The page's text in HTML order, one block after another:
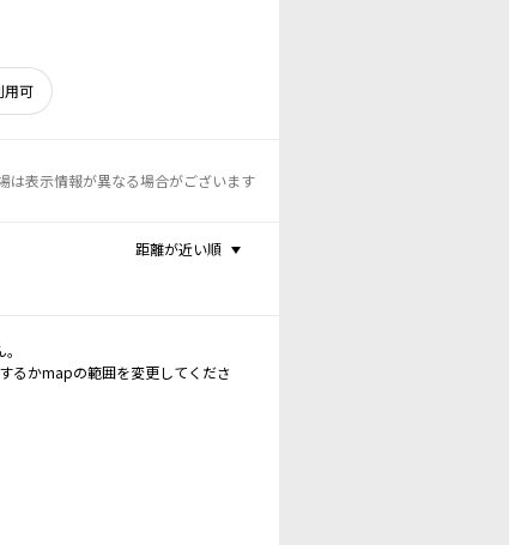
用可
は表示情報が異なる場合がございます
距離が近い順
るかmapの範囲を変更してくださ